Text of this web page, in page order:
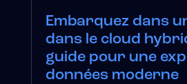
Embarquez dans
dans le cloud
guide pour une
données moderne